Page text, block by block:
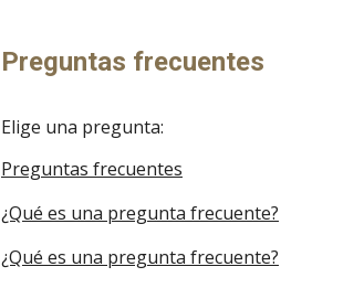
Preguntas frecuentes
Elige una pregunta:
Preguntas frecuentes
¿Qué es una pregunta frecuente?
¿Qué es una pregunta frecuente?